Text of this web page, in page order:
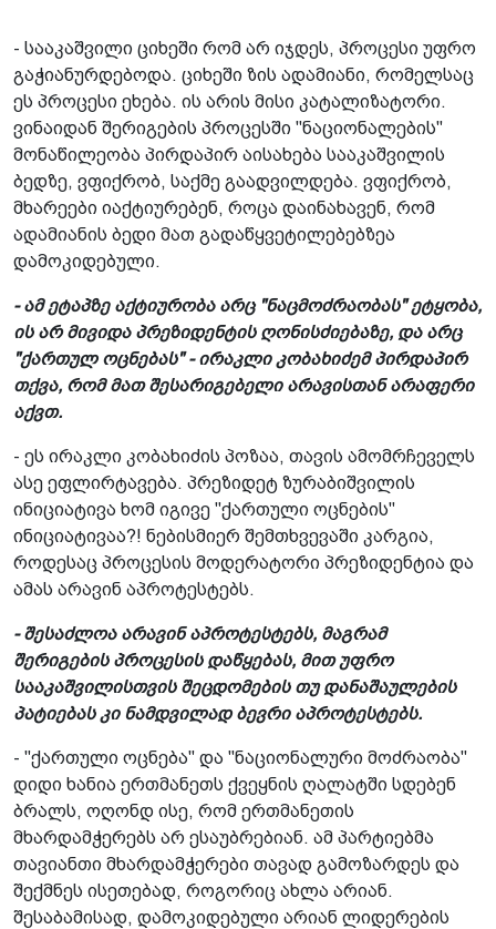
- სააკაშვილი ციხეში რომ არ იჯდეს, პროცესი უფრო
გაჭიანურდებოდა. ციხეში ზის ადამიანი, რომელსაც
ეს პროცესი ეხება. ის არის მისი კატალიზატორი.
ვინაიდან შერიგების პროცესში "ნაციონალების"
მონაწილეობა პირდაპირ აისახება სააკაშვილის
ბედზე, ვფიქრობ, საქმე გაადვილდება. ვფიქრობ,
მხარეები იაქტიურებენ, როცა დაინახავენ, რომ
ადამიანის ბედი მათ გადაწყვეტილებებზეა
დამოკიდებული.
- ამ ეტაპზე აქტიურობა არც "ნაცმოძრაობას" ეტყობა,
ის არ მივიდა პრეზიდენტის ღონისძიებაზე, და არც
"ქართულ ოცნებას" - ირაკლი კობახიძემ პირდაპირ
თქვა, რომ მათ შესარიგებელი არავისთან არაფერი
აქვთ.
- ეს ირაკლი კობახიძის პოზაა, თავის ამომრჩეველს
ასე ეფლირტავება. პრეზიდეტ ზურაბიშვილის
ინიციატივა ხომ იგივე "ქართული ოცნების"
ინიციატივაა?! ნებისმიერ შემთხვევაში კარგია,
როდესაც პროცესის მოდერატორი პრეზიდენტია და
ამას არავინ აპროტესტებს.
- შესაძლოა არავინ აპროტესტებს, მაგრამ
შერიგების პროცესის დაწყებას, მით უფრო
სააკაშვილისთვის შეცდომების თუ დანაშაულების
პატიებას კი ნამდვილად ბევრი აპროტესტებს.
- "ქართული ოცნება" და "ნაციონალური მოძრაობა"
დიდი ხანია ერთმანეთს ქვეყნის ღალატში სდებენ
ბრალს, ოღონდ ისე, რომ ერთმანეთის
მხარდამჭერებს არ ესაუბრებიან. ამ პარტიებმა
თავიანთი მხარდამჭერები თავად გამოზარდეს და
შექმნეს ისეთებად, როგორიც ახლა არიან.
შესაბამისად, დამოკიდებული არიან ლიდერების